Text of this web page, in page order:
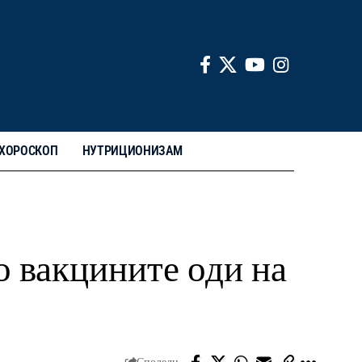
НУТРИЦИОНИЗАМ
вакцините оди на